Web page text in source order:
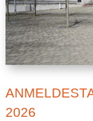
2026